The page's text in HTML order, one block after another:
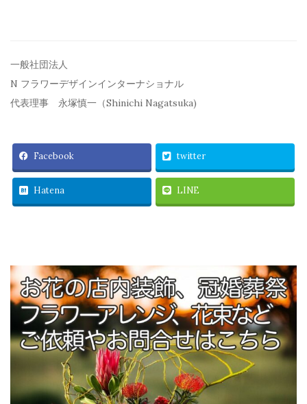
一般社団法人
N フラワーデザインインターナショナル
代表理事 永塚慎一（Shinichi Nagatsuka)
Facebook twitter
Hatena LINE